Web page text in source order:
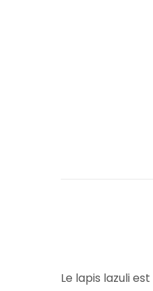
Le lapis lazuli